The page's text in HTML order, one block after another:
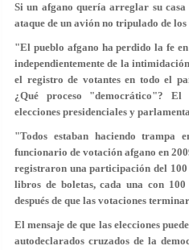
Si un afgano quería arreglar su casa
ataque de un avión no tripulado de
"El pueblo afgano ha perdido la fe
independientemente de la
el registro de votantes en todo el
¿Qué proceso "democrático"?
elecciones presidenciales y
"Todos estaban haciendo
funcionario de votación afgano en
registraron una participación del
libros de boletas, cada una con
después de que las votaciones
El mensaje de que las elecciones
autodeclarados cruzados de la